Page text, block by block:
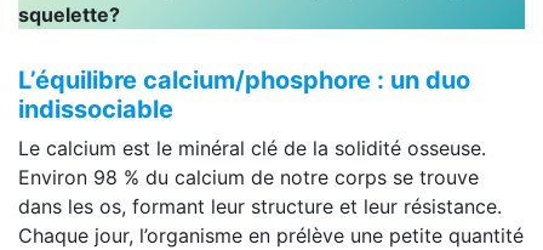
squelette?
L’équilibre calcium/phosphore : un duo
indissociable
Le calcium est le minéral clé de la solidité osseuse.
Environ 98 % du calcium de notre corps se trouve
dans les os, formant leur structure et leur résistance.
Chaque jour, l’organisme en prélève une petite quantité